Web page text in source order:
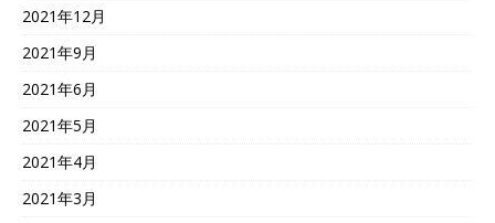
2021年12月
2021年9月
2021年6月
2021年5月
2021年4月
2021年3月